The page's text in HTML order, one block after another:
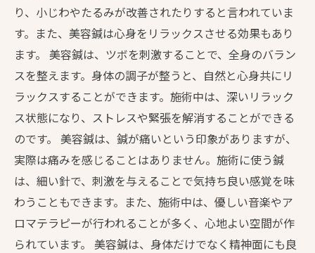
り、小じわやたるみが改善されたりすると言われていま
す。また、美容鍼は心身をリラックスさせる効果もあり
ます。 美容鍼は、ツボを刺激することで、全身のバラン
スを整えます。身体の調子が整うと、自然と心身共にリ
ラックスすることができます。施術中は、深いリラック
ス状態になり、ストレスや緊張を解消することができる
のです。 美容鍼は、鍼が痛いという印象がありますが、
実際は痛みを感じることはありません。施術に使う鍼
は、細い針で、刺激を与えることで気持ち良い感覚を味
わうこともできます。また、施術中は、優しい音楽やア
ロマテラピーが行われることが多く、心地よい空間が作
られています。 美容鍼は、身体だけでなく精神面にも良